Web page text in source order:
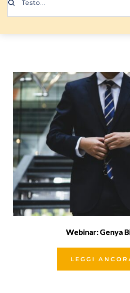
Testo...
Webinar: Genya
LEGGI